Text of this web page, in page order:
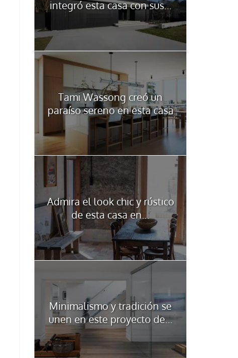
integró esta casa con sus...
Tami Wassong creó un
paraíso sereno en esta casa
Admira el look chic y rústico
de esta casa en...
Minimalismo y tradición se
unen en este proyecto de...